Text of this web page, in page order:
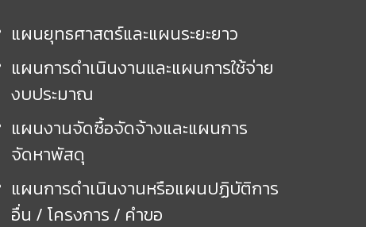
แผนยุทธศาสตร์และแผนระยะยาว
แผนการดำเนินงานและแผนการใช้จ่าย
งบประมาณ
แผนงานจัดซื้อจัดจ้างและแผนการ
จัดหาพัสดุ
แผนการดำเนินงานหรือแผนปฏิบัติการ
อื่น / โครงการ / คำขอ